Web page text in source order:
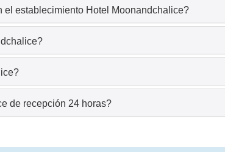
el establecimiento Hotel Moonandchalice?
de recepción 24 horas?